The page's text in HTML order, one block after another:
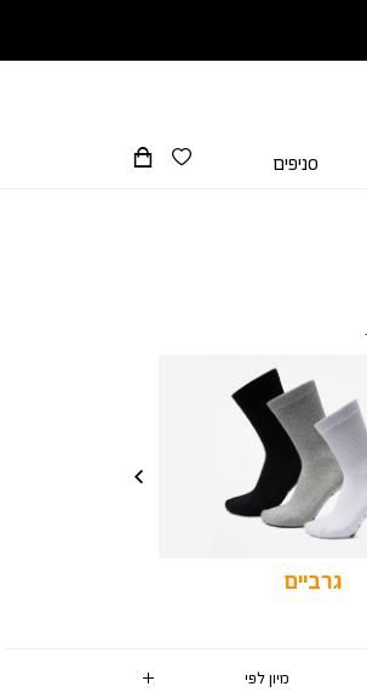
סניפים
גרביים